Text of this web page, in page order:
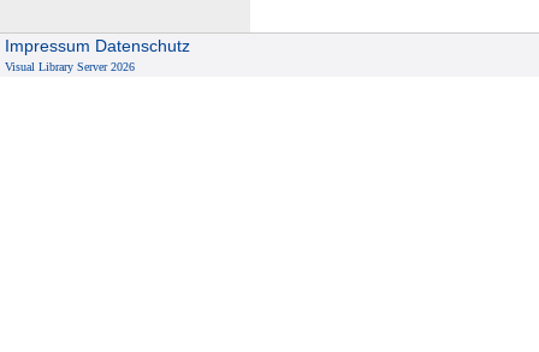
Impressum Datenschutz
Visual Library Server 2026